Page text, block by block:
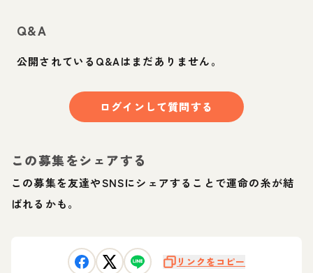
Q&A
公開されているQ&Aはまだありません。
ログインして質問する
この募集をシェアする
この募集を友達やSNSにシェアすることで運命の糸が結
ばれるかも。
リンクをコピー